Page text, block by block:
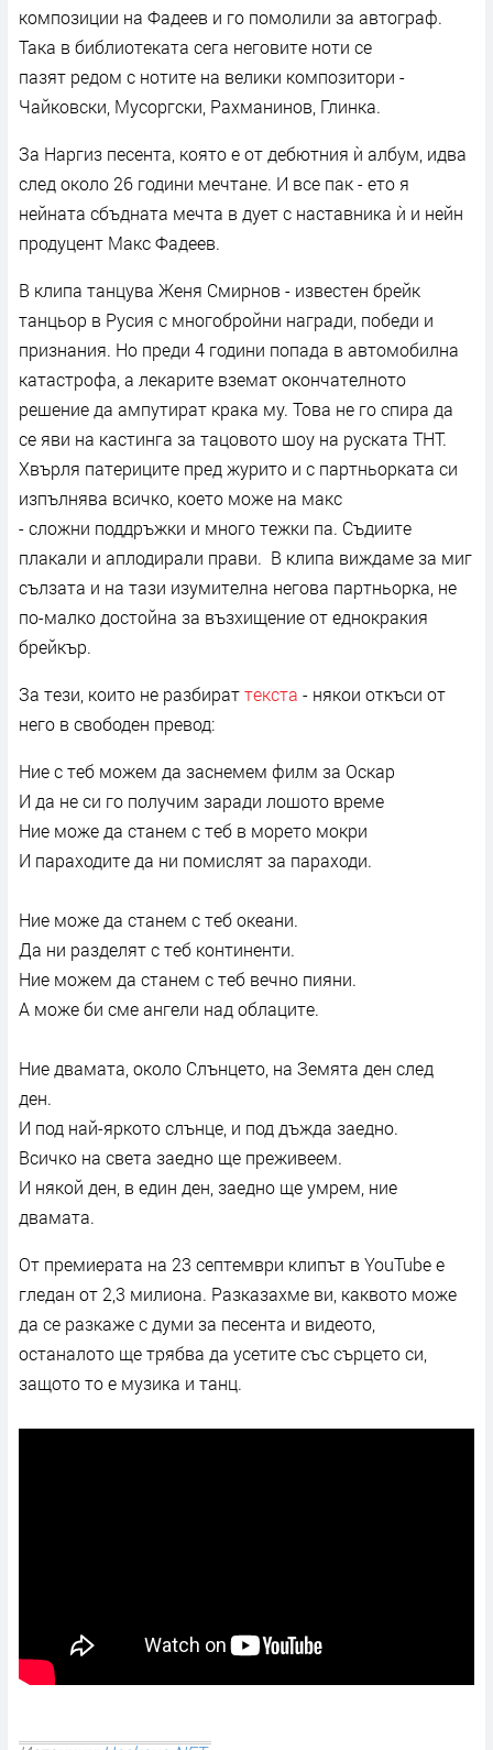
композиции на Фадеев и го помолили за автограф.
Така в библиотеката сега неговите ноти се
пазят редом с нотите на велики композитори -
Чайковски, Мусоргски, Рахманинов, Глинка.
За Наргиз песента, която е от дебютния ѝ албум, идва
след около 26 години мечтане. И все пак - ето я
нейната сбъдната мечта в дует с наставника ѝ и нейн
продуцент Макс Фадеев.
В клипа танцува Женя Смирнов - известен брейк
танцьор в Русия с многобройни награди, победи и
признания. Но преди 4 години попада в автомобилна
катастрофа, а лекарите вземат окончателното
решение да ампутират крака му. Това не го спира да
се яви на кастинга за тацовото шоу на руската ТНТ.
Хвърля патериците пред журито и с партньорката си
изпълнява всичко, което може на макс
- сложни поддръжки и много тежки па. Съдиите
плакали и аплодирали прави. В клипа виждаме за миг
сълзата и на тази изумителна негова партньорка, не
по-малко достойна за възхищение от еднокракия
брейкър.
За тези, които не разбираттекста - някои откъси от
него в свободен превод:
Ние с теб можем да заснемем филм за Оскар
И да не си го получим заради лошото време
Ние може да станем с теб в морето мокри
И параходите да ни помислят за параходи.
Ние може да станем с теб океани.
Да ни разделят с теб континенти.
Ние можем да станем с теб вечно пияни.
А може би сме ангели над облаците.
Ние двамата, около Слънцето, на Земята ден след
ден.
И под най-яркото слънце, и под дъжда заедно.
Всичко на света заедно ще преживеем.
И някой ден, в един ден, заедно ще умрем, ние
двамата.
От премиерата на 23 септември клипът в YouTube е
гледан от 2,3 милиона. Разказахме ви, каквото може
да се разкаже с думи за песента и видеото,
останалото ще трябва да усетите със сърцето си,
защото то е музика и танц.